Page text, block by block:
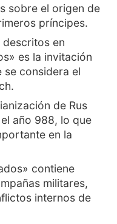
sobre el origen de
príncipes.
en
es la invitación
se considera el
de Rus
año 988, lo que
en la
contiene
militares,
internos de